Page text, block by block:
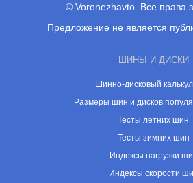
© Voronezhavto. Все права
Предложение не является
ШИНЫ И ДИСКИ
Шинно-дисковый
Размеры шин и дисков
Тесты летних шин
Тесты зимних шин
Индексы нагрузки
Индексы скорости